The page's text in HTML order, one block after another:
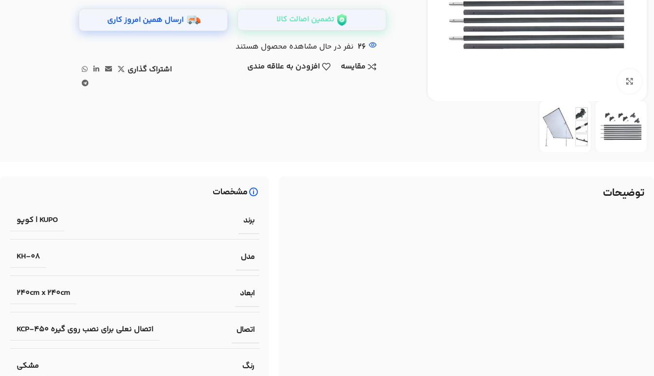
تضمین اصالت کالا ارسال همین امروز کاری
26 نفر در حال مشاهده محصول هستند
مقایسه
افزودن به علاقه مندی اشتراک گذاری
توضیحات مشخصات
برند KUPO | کوپو
مدل KH-08
ابعاد 240cm x 240cm
اتصال اتصال نعلی برای نصب روی گیره KCP-450
رنگ مشکی